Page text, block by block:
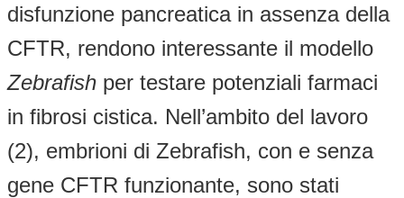
disfunzione pancreatica in assenza della
CFTR, rendono interessante il modello
Zebrafish per testare potenziali farmaci
in fibrosi cistica. Nell’ambito del lavoro
(2), embrioni di Zebrafish, con e senza
gene CFTR funzionante, sono stati